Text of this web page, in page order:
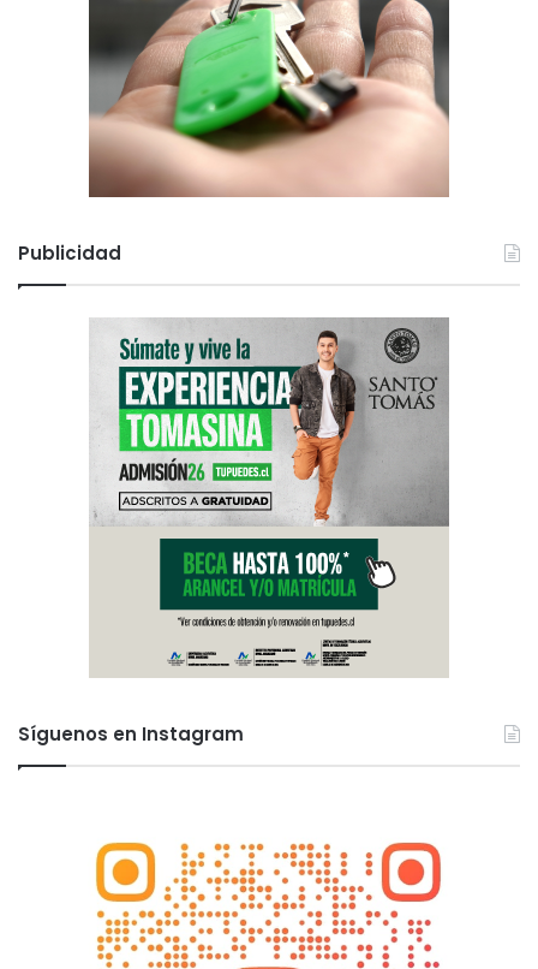
Publicidad
Síguenos en Instagram